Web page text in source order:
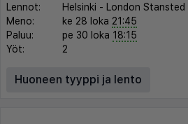
Lennot: Helsinki -
London Stansted
Meno:
ke 28 loka 21:45
Paluu:
pe 30 loka 18:15
Yöt:
2
Huoneen tyyppi ja lento